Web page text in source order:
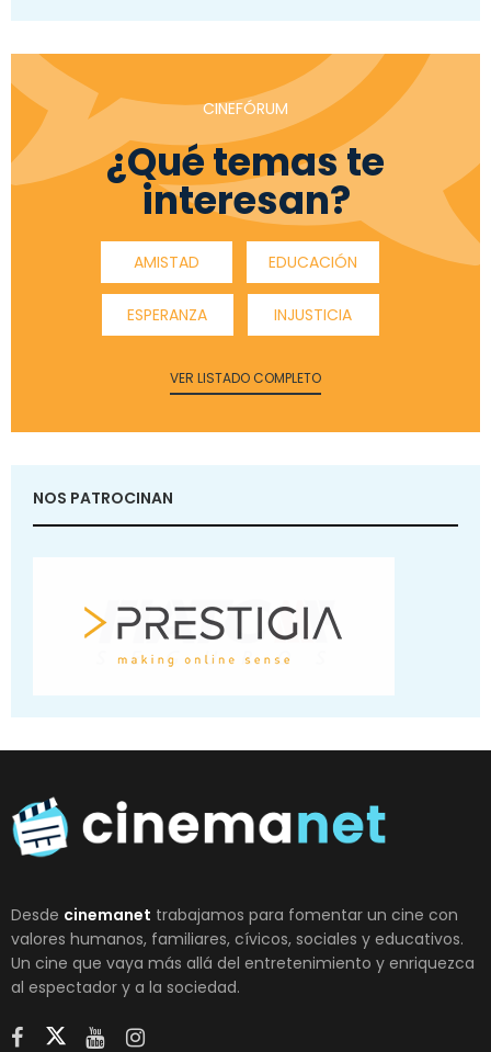
CINEFÓRUM
¿Qué temas te
interesan?
AMISTAD EDUCACIÓN
ESPERANZA INJUSTICIA
VER LISTADO COMPLETO
NOS PATROCINAN
Desde cinemanet trabajamos para fomentar un cine con
valores humanos, familiares, cívicos, sociales y educativos.
Un cine que vaya más allá del entretenimiento y enriquezca
al espectador y a la sociedad.